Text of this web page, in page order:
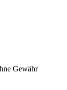
Gewähr